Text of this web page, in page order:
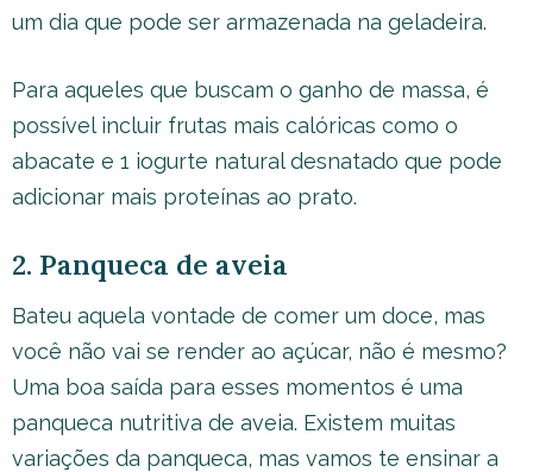
um dia que pode ser armazenada na geladeira.
Para aqueles que buscam o ganho de massa, é
possível incluir frutas mais calóricas como o
abacate e 1 iogurte natural desnatado que pode
adicionar mais proteínas ao prato.
2. Panqueca de aveia
Bateu aquela vontade de comer um doce, mas
você não vai se render ao açúcar, não é mesmo?
Uma boa saída para esses momentos é uma
panqueca nutritiva de aveia. Existem muitas
variações da panqueca, mas vamos te ensinar a